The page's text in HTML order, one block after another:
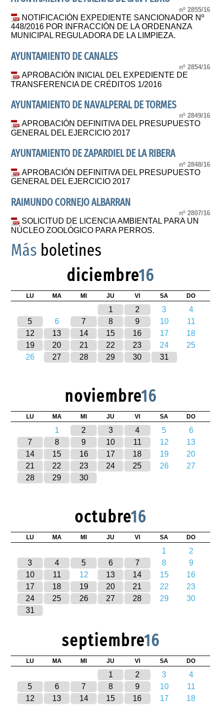
nº 2855/16
NOTIFICACIÓN EXPEDIENTE SANCIONADOR Nº
448/2016 POR INFRACCIÓN DE LA ORDENANZA
MUNICIPAL REGULADORA DE LA LIMPIEZA.
AYUNTAMIENTO DE CANALES
nº 2854/16
APROBACIÓN INICIAL DEL EXPEDIENTE DE
TRANSFERENCIA DE CRÉDITOS 1/2016
AYUNTAMIENTO DE NAVALPERAL DE TORMES
nº 2849/16
APROBACIÓN DEFINITIVA DEL PRESUPUESTO
GENERAL DEL EJERCICIO 2017
AYUNTAMIENTO DE ZAPARDIEL DE LA RIBERA
nº 2848/16
APROBACIÓN DEFINITIVA DEL PRESUPUESTO
GENERAL DEL EJERCICIO 2017
RAIMUNDO CORNEJO ALBARRAN
nº 2807/16
SOLICITUD DE LICENCIA AMBIENTAL PARA UN
NÚCLEO ZOOLÓGICO PARA PERROS.
Más boletines
diciembre16
LU MA MI JU VI SA DO
1 2 3
4
5
6 7 8 9 10
11
12
13 14 15 16 17
18
19
20 21 22 23 24
25
26
27 28 29 30 31
noviembre16
LU MA MI JU VI SA DO
1 2 3 4 5
6
7
8 9 10 11 12
13
14
15 16 17 18 19
20
21
22 23 24 25 26
27
28
29 30
octubre16
LU MA MI JU VI SA DO
1
2
3
4 5 6 7 8
9
10
11 12 13 14 15
16
17
18 19 20 21 22
23
24
25 26 27 28 29
30
31
septiembre16
LU MA MI JU VI SA DO
1 2 3
4
5
6 7 8 9 10
11
12
13 14 15 16 17
18